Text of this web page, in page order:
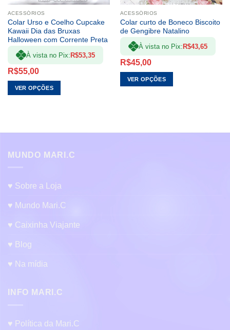
ACESSÓRIOS
Colar Urso e Coelho Cupcake
Kawaii Dia das Bruxas
Halloween com Corrente Preta
À vista no Pix:R$53,35
R$55,00
VER OPÇÕES
várias
As
ser
na
do
produto
ACESSÓRIOS
Colar curto de Boneco Biscoito
de Gengibre Natalino
À vista no Pix:R$43,65
R$45,00
VER OPÇÕES
variantes.
MUNDO MARI.C
♥ Sobre a Loja
♥ Mundo Mari.C
♥ Caixinha Viajante
♥ Blog
♥ Na mídia
INFO MARI.C
♥ Política da Mari.C